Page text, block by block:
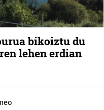
bikoiztu du
lehen erdian